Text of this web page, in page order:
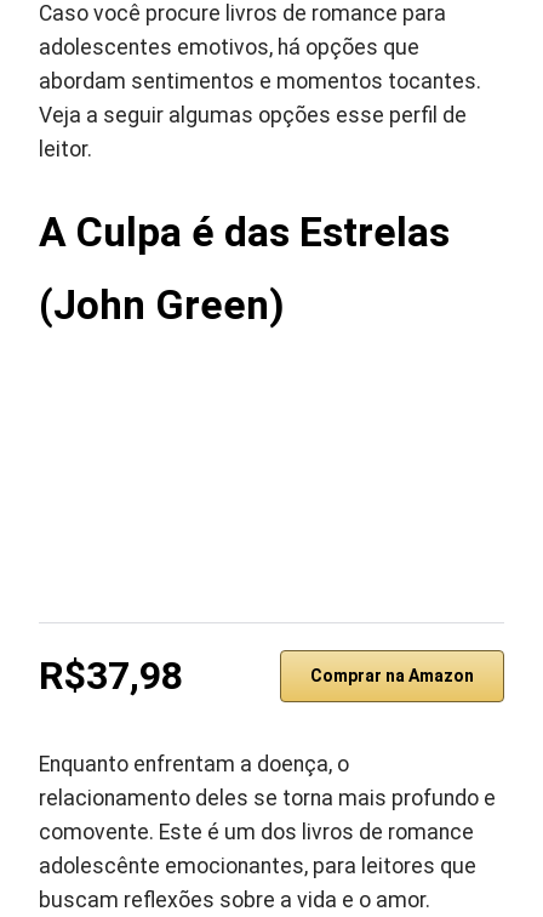
Caso você procure livros de romance para
adolescentes emotivos, há opções que
abordam sentimentos e momentos tocantes.
Veja a seguir algumas opções esse perfil de
leitor.
A Culpa é das Estrelas
(John Green)
R$37,98 Comprar na Amazon
Enquanto enfrentam a doença, o
relacionamento deles se torna mais profundo e
comovente. Este é um dos livros de romance
adolescênte emocionantes, para leitores que
buscam reflexões sobre a vida e o amor.